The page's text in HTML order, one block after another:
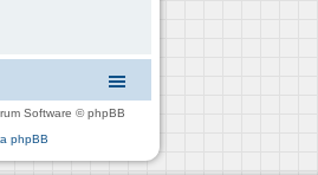
Software © phpBB
phpBB